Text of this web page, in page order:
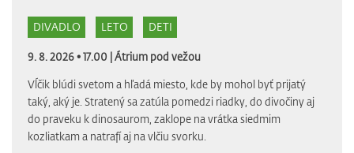
DIVADLO LETO DETI
9. 8. 2026 • 17.00 |Átrium pod vežou
Vĺčik blúdi svetom a hľadá miesto, kde by mohol byť prijatý
taký, aký je. Stratený sa zatúla pomedzi riadky, do divočiny aj
do praveku k dinosaurom, zaklope na vrátka siedmim
kozliatkam a natrafí aj na vlčiu svorku.